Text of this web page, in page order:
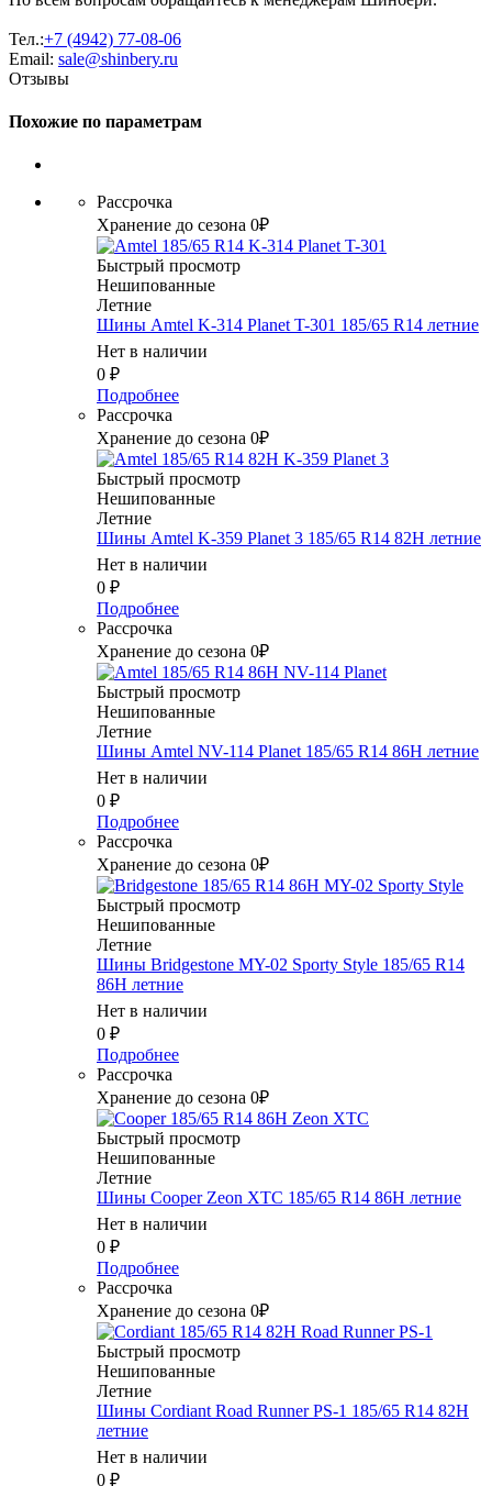
Тел.:+7 (4942) 77-08-06
Email: sale@shinbery.ru
Отзывы
Похожие по параметрам
Рассрочка
Хранение до сезона 0₽
Быстрый просмотр
Нешипованные
Летние
Шины Amtel K-314 Planet T-301 185/65 R14 летние
Нет в наличии
0 ₽
Подробнее
Рассрочка
Хранение до сезона 0₽
Быстрый просмотр
Нешипованные
Летние
Шины Amtel K-359 Planet 3 185/65 R14 82H летние
Нет в наличии
0 ₽
Подробнее
Рассрочка
Хранение до сезона 0₽
Быстрый просмотр
Нешипованные
Летние
Шины Amtel NV-114 Planet 185/65 R14 86H летние
Нет в наличии
0 ₽
Подробнее
Рассрочка
Хранение до сезона 0₽
Быстрый просмотр
Нешипованные
Летние
Шины Bridgestone MY-02 Sporty Style 185/65 R14
86H летние
Нет в наличии
0 ₽
Подробнее
Рассрочка
Хранение до сезона 0₽
Быстрый просмотр
Нешипованные
Летние
Шины Cooper Zeon XTC 185/65 R14 86H летние
Нет в наличии
0 ₽
Подробнее
Рассрочка
Хранение до сезона 0₽
Быстрый просмотр
Нешипованные
Летние
Шины Cordiant Road Runner PS-1 185/65 R14 82H
летние
Нет в наличии
0 ₽